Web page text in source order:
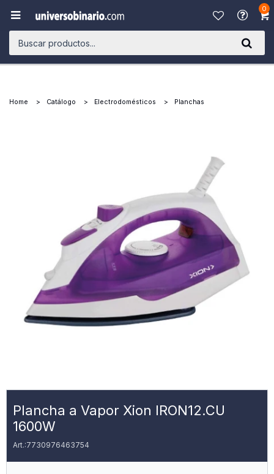
0

Home Catálogo Electrodomésticos Planchas
Plancha a Vapor Xion IRON12.CU
1600W
7730976463754